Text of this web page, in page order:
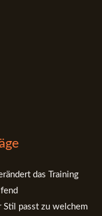
das Training
passt zu welchem